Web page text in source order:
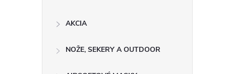
AKCIA
NOŽE, SEKERY A OUTDOOR